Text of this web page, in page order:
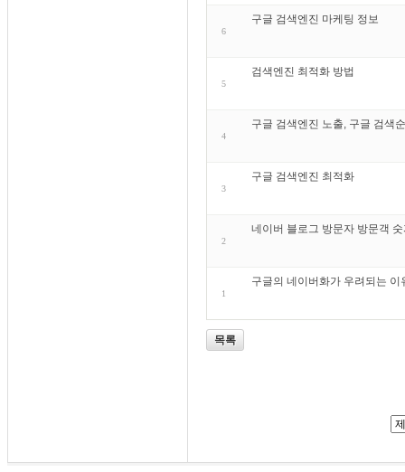
6
구글 검색엔진 마케팅 정보
5
검색엔진 최적화 방법
4
구글 검색엔진 노출, 구글 검색
3
구글 검색엔진 최적화
2
네이버 블로그 방문자 방문객
1
구글의 네이버화가 우려되는 이
목록